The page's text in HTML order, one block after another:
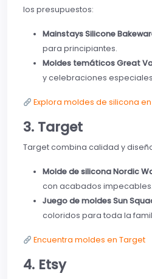
los presupuestos:
Mainstays Silicone
para principiantes.
Moldes temáticos Great
y celebraciones
Explora moldes de silicona
3. Target
Target combina calidad y
Molde de silicona Nordic
con acabados impecables.
Juego de moldes Sun
coloridos para toda la
Encuentra moldes en Target
4. Etsy